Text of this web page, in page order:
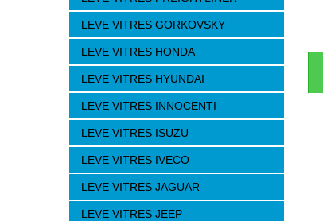
LEVE VITRES GORKOVSKY
LEVE VITRES HONDA
LEVE VITRES HYUNDAI
LEVE VITRES INNOCENTI
LEVE VITRES ISUZU
LEVE VITRES IVECO
LEVE VITRES JAGUAR
LEVE VITRES JEEP